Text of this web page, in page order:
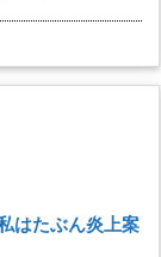
はたぶん炎上案